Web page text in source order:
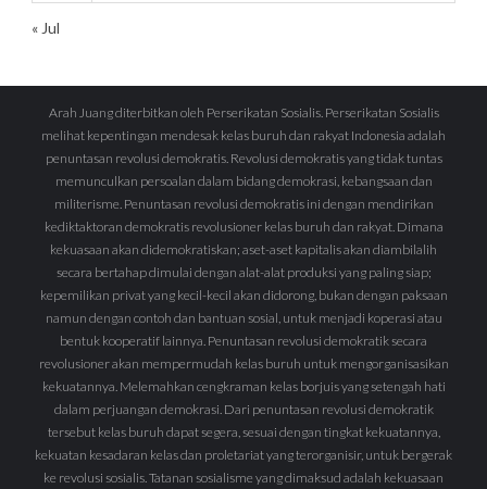
« Jul
Arah Juang diterbitkan oleh Perserikatan Sosialis. Perserikatan Sosialis
melihat kepentingan mendesak kelas buruh dan rakyat Indonesia adalah
penuntasan revolusi demokratis. Revolusi demokratis yang tidak tuntas
memunculkan persoalan dalam bidang demokrasi, kebangsaan dan
militerisme. Penuntasan revolusi demokratis ini dengan mendirikan
kediktaktoran demokratis revolusioner kelas buruh dan rakyat. Dimana
kekuasaan akan didemokratiskan; aset-aset kapitalis akan diambilalih
secara bertahap dimulai dengan alat-alat produksi yang paling siap;
kepemilikan privat yang kecil-kecil akan didorong, bukan dengan paksaan
namun dengan contoh dan bantuan sosial, untuk menjadi koperasi atau
bentuk kooperatif lainnya. Penuntasan revolusi demokratik secara
revolusioner akan mempermudah kelas buruh untuk mengorganisasikan
kekuatannya. Melemahkan cengkraman kelas borjuis yang setengah hati
dalam perjuangan demokrasi. Dari penuntasan revolusi demokratik
tersebut kelas buruh dapat segera, sesuai dengan tingkat kekuatannya,
kekuatan kesadaran kelas dan proletariat yang terorganisir, untuk bergerak
ke revolusi sosialis. Tatanan sosialisme yang dimaksud adalah kekuasaan